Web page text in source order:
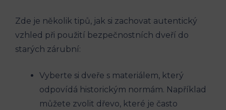
Zde je několik tipů, jak si zachovat autentický
vzhled při použití bezpečnostních dveří do
starých zárubní:
Vyberte si dveře s materiálem, který
odpovídá historickým normám. Například
můžete zvolit dřevo, které je často